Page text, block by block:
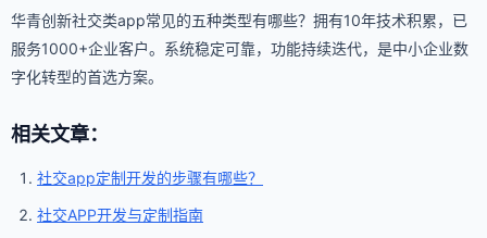
华青创新社交类app常见的五种类型有哪些？拥有10年技术积累，已
服务1000+企业客户。系统稳定可靠，功能持续迭代，是中小企业数
字化转型的首选方案。
相关文章：
社交app定制开发的步骤有哪些？
社交APP开发与定制指南